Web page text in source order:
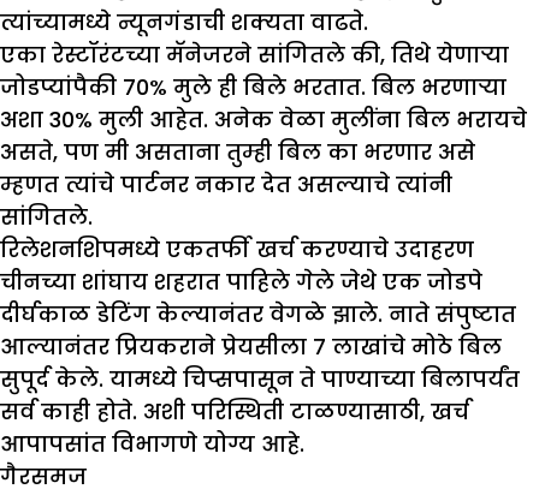
त्यांच्यामध्ये न्यूनगंडाची शक्यता वाढते.
एका रेस्टॉरंटच्या मॅनेजरने सांगितले की, तिथे येणार्‍या
जोडप्यांपैकी 70% मुले ही बिले भरतात. बिल भरणाऱ्या
अशा 30% मुली आहेत. अनेक वेळा मुलींना बिल भरायचे
असते, पण मी असताना तुम्ही बिल का भरणार असे
म्हणत त्यांचे पार्टनर नकार देत असल्याचे त्यांनी
सांगितले.
रिलेशनशिपमध्ये एकतर्फी खर्च करण्याचे उदाहरण
चीनच्या शांघाय शहरात पाहिले गेले जेथे एक जोडपे
दीर्घकाळ डेटिंग केल्यानंतर वेगळे झाले. नाते संपुष्टात
आल्यानंतर प्रियकराने प्रेयसीला 7 लाखांचे मोठे बिल
सुपूर्द केले. यामध्ये चिप्सपासून ते पाण्याच्या बिलापर्यंत
सर्व काही होते. अशी परिस्थिती टाळण्यासाठी, खर्च
आपापसांत विभागणे योग्य आहे.
गैरसमज